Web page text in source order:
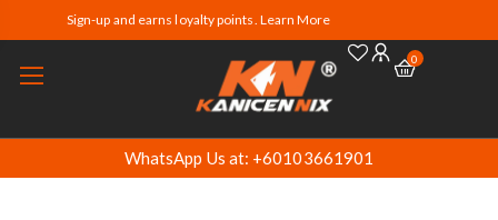
Sign-up and earns loyalty points. Learn More
0
WhatsApp Us at: +60103661901